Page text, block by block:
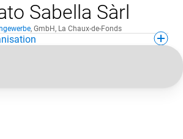
Sabella Sàrl
, GmbH, La Chaux-de-Fonds